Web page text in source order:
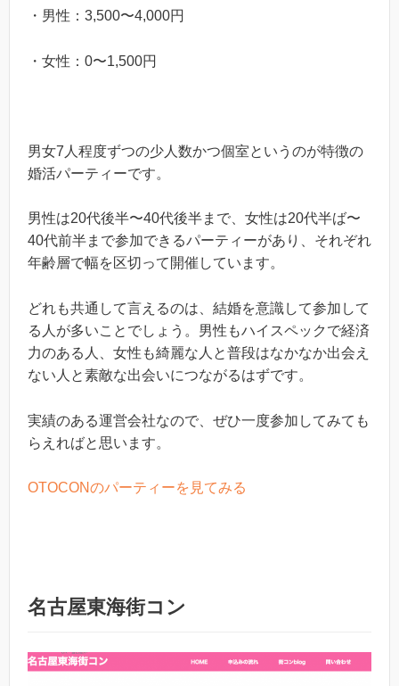
・男性：3,500〜4,000円
・女性：0〜1,500円
男女7人程度ずつの少人数かつ個室というのが特徴の
婚活パーティーです。
男性は20代後半〜40代後半まで、女性は20代半ば〜
40代前半まで参加できるパーティーがあり、それぞれ
年齢層で幅を区切って開催しています。
どれも共通して言えるのは、結婚を意識して参加して
る人が多いことでしょう。男性もハイスペックで経済
力のある人、女性も綺麗な人と普段はなかなか出会え
ない人と素敵な出会いにつながるはずです。
実績のある運営会社なので、ぜひ一度参加してみても
らえればと思います。
OTOCONのパーティーを見てみる
名古屋東海街コン